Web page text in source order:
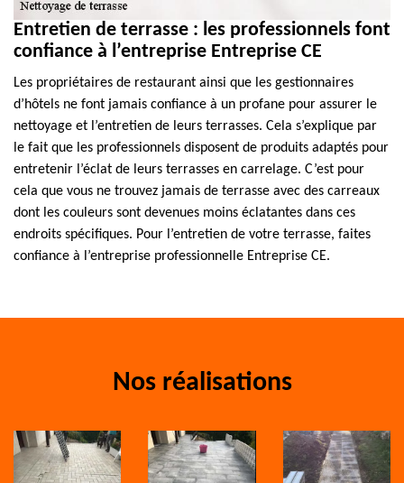
Entretien de terrasse : les professionnels font
confiance à l’entreprise Entreprise CE
Les propriétaires de restaurant ainsi que les gestionnaires
d’hôtels ne font jamais confiance à un profane pour assurer le
nettoyage et l’entretien de leurs terrasses. Cela s’explique par
le fait que les professionnels disposent de produits adaptés pour
entretenir l’éclat de leurs terrasses en carrelage. C’est pour
cela que vous ne trouvez jamais de terrasse avec des carreaux
dont les couleurs sont devenues moins éclatantes dans ces
endroits spécifiques. Pour l’entretien de votre terrasse, faites
confiance à l’entreprise professionnelle Entreprise CE.
Nos réalisations